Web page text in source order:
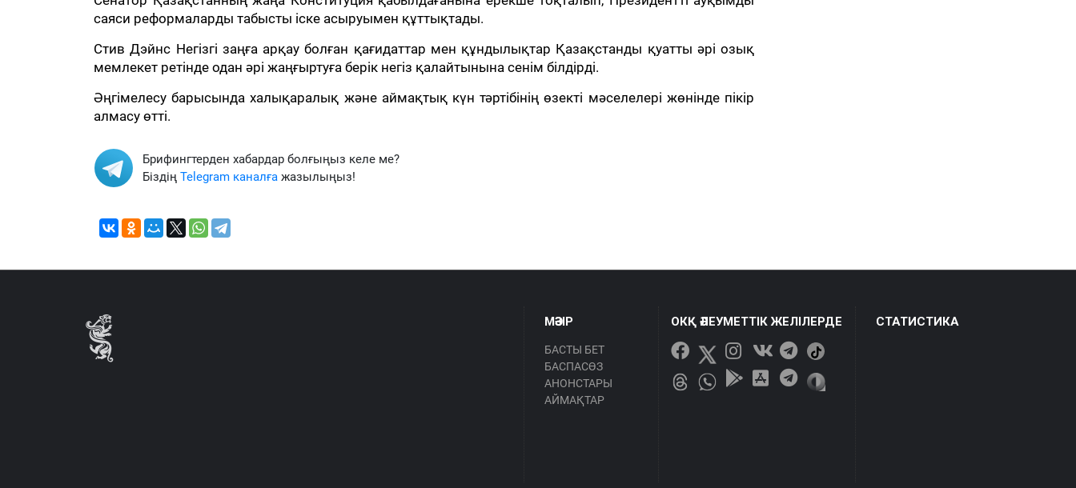
саяси реформаларды табысты іске асыруымен құттықтады.
Стив Дэйнс Негізгі заңға арқау болған қағидаттар мен құндылықтар Қазақстанды қуатты әрі озық
мемлекет ретінде одан әрі жаңғыртуға берік негіз қалайтынына сенім білдірді.
Әңгімелесу барысында халықаралық және аймақтық күн тәртібінің өзекті мәселелері жөнінде пікір
алмасу өтті.
Брифингтерден хабардар болғыңыз келе ме?
Біздің Telegram каналға жазылыңыз!
МӘЗІР
БАСТЫ БЕТ
БАСПАСӨЗ
АНОНСТАРЫ
АЙМАҚТАР
ОКҚ ӘЛЕУМЕТТІК ЖЕЛІЛЕРДЕ СТАТИСТИКА